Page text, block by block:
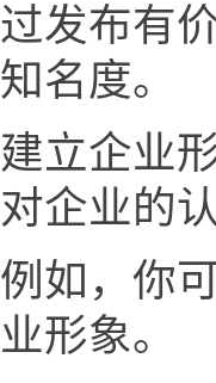
过发布有
知名度。
建立企业
对企业的
例如，你
业形象。